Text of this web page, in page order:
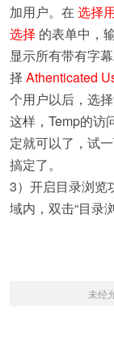
加用户。在 选择
选择 的表单中，
显示所有带有字
择 Athenticated
个用户以后，选
这样，Temp的访
定就可以了，试
搞定了。
3）开启目录浏览
域内，双击“目录
未经